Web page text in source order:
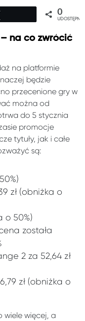
0
na co zwrócić
na platformie
będzie
przecenione gry w
można od
do 5 stycznia
promocje
tytuły, jak i całe
są:
zł (obniżka o
o 50%)
została
2 za 52,64 zł
zł (obniżka o
wiele więcej, a